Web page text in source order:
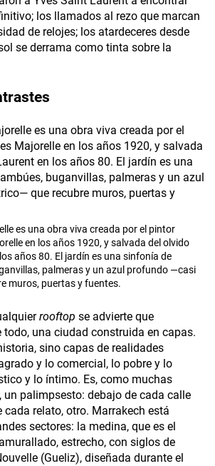
los llamados al rezo que marcan
de relojes; los atardeceres desde
se derrama como tinta sobre la
es una obra viva creada por el pintor
en los años 1920, y salvada del olvido
años 80. El jardín es una sinfonía de
palmeras y un azul profundo —casi
muros, puertas y fuentes.
rooftop se advierte que
todo, una ciudad construida en capas.
sino capas de realidades
y lo comercial, lo pobre y lo
y lo íntimo. Es, como muchas
palimpsesto: debajo de cada calle
cada relato, otro. Marrakech está
sectores: la medina, que es el
estrecho, con siglos de
(Gueliz), diseñada durante el